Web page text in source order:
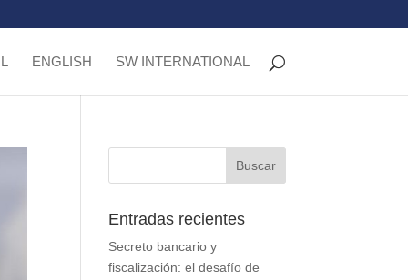
ENGLISH SW INTERNATIONAL
Entradas recientes
Secreto bancario y
fiscalización: el desafío de